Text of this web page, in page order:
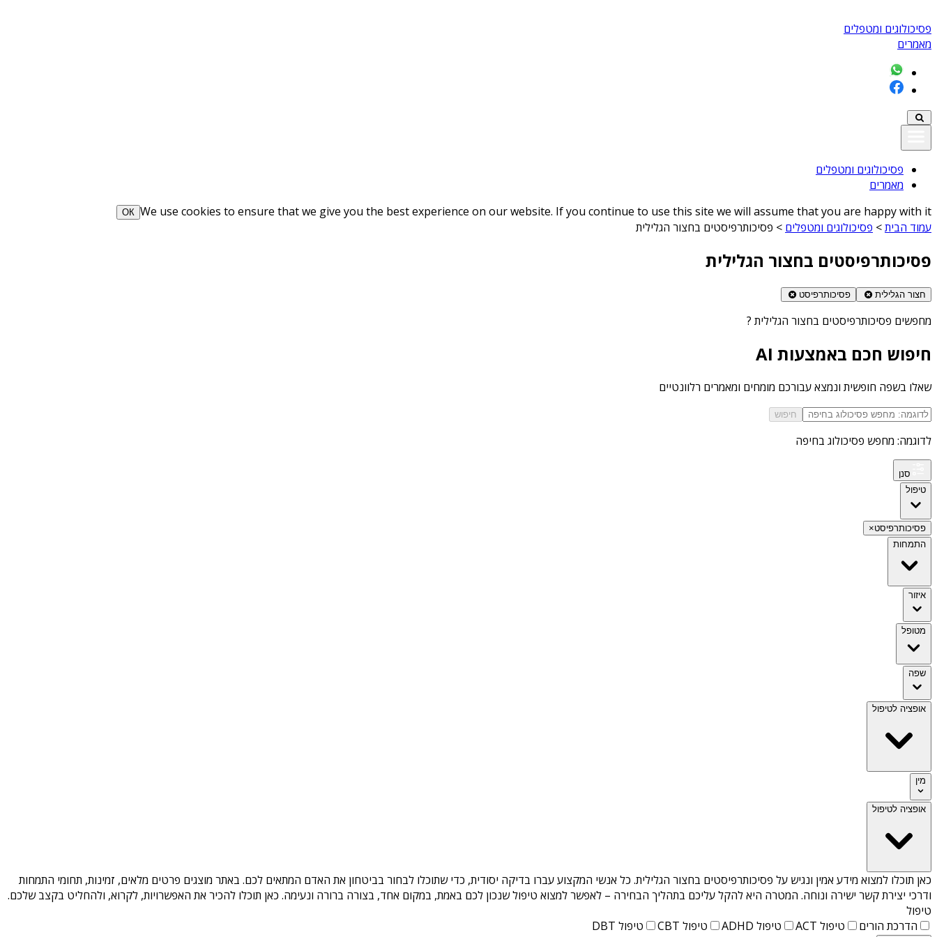
פסיכולוגים ומטפלים
מאמרים
פסיכולוגים ומטפלים
מאמרים
We use cookies to ensure that we give you the best experience on our website. If you continue to use this site we will assume that you are happy with it
ОК
עמוד הבית> פסיכולוגים ומטפלים > פסיכותרפיסטים בחצור הגלילית
פסיכותרפיסטים בחצור הגלילית
חצור הגלילית פסיכותרפיסט
מחפשים פסיכותרפיסטים בחצור הגלילית ?
חיפוש חכם באמצעות AI
שאלו בשפה חופשית ונמצא עבורכם מומחים ומאמרים רלוונטיים
חיפוש
לדוגמה: מחפש פסיכולוג בחיפה
סנן
טיפול
פסיכותרפיסט×
התמחות
איזור
מטופל
שפה
אופציה לטיפול
מין
אופציה לטיפול
כאן תוכלו למצוא מידע אמין ונגיש על פסיכותרפיסטים בחצור הגלילית. כל אנשי המקצוע עברו בדיקה יסודית, כדי שתוכלו לבחור בביטחון את האדם המתאים לכם. באתר מוצגים פרטים מלאים, זמינות, תחומי התמחות
ודרכי יצירת קשר ישירה ונוחה. המטרה היא להקל עליכם בתהליך הבחירה – לאפשר למצוא טיפול שנכון לכם באמת, במקום אחד, בצורה ברורה ונעימה. כאן תוכלו להכיר את האפשרויות, לקרוא, ולהחליט בקצב שלכם.
טיפול
הדרכת הורים
טיפול ACT טיפול ADHD טיפול CBT טיפול DBT